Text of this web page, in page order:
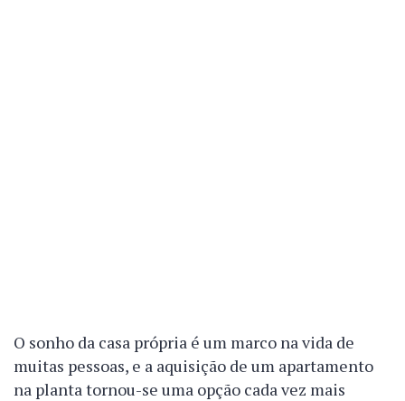
O sonho da casa própria é um marco na vida de
muitas pessoas, e a aquisição de um apartamento
na planta tornou-se uma opção cada vez mais